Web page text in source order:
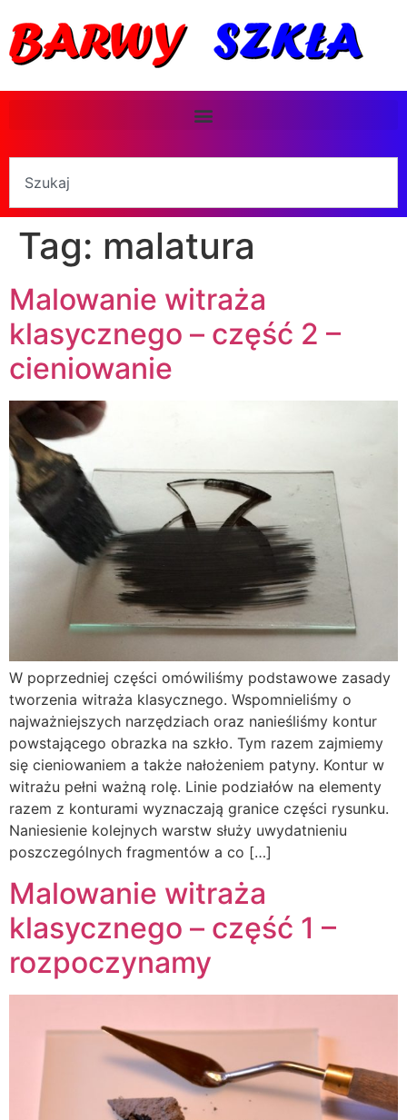
Tag: malatura
Malowanie witraża
klasycznego – część 2 –
cieniowanie
W poprzedniej części omówiliśmy podstawowe zasady
tworzenia witraża klasycznego. Wspomnieliśmy o
najważniejszych narzędziach oraz nanieśliśmy kontur
powstającego obrazka na szkło. Tym razem zajmiemy
się cieniowaniem a także nałożeniem patyny. Kontur w
witrażu pełni ważną rolę. Linie podziałów na elementy
razem z konturami wyznaczają granice części rysunku.
Naniesienie kolejnych warstw służy uwydatnieniu
poszczególnych fragmentów a co […]
Malowanie witraża
klasycznego – część 1 –
rozpoczynamy